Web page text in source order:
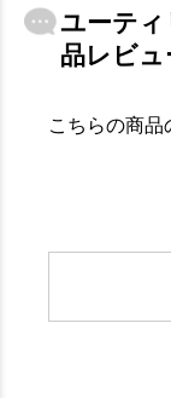
ユーテ
品レビュ
こちらの商品